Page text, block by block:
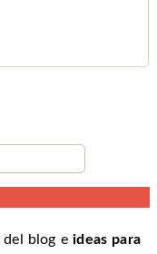
del blog eideas para